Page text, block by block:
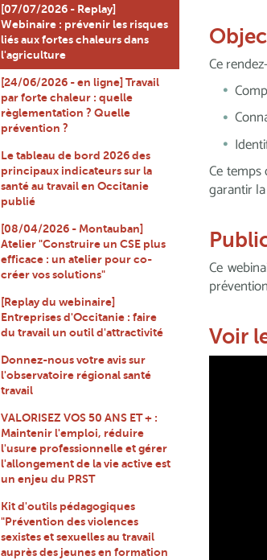
[07/07/2026 - Replay]
Webinaire : prévenir les risques
liés aux fortes chaleurs dans
l'agriculture
[24/06/2026 - en ligne] Travail
par forte chaleur : quelle
règlementation ? Quelle
prévention ?
Le tableau de bord 2026 des
principaux indicateurs sur la
santé au travail en Occitanie
publié
[08/04/2026 - Montauban]
Atelier "Construire un CSE plus
efficace : un atelier pour co-
créer vos solutions"
[Replay du webinaire]
Entreprises d'Occitanie : faire
du travail un outil d'attractivité
Donnez-nous votre avis sur
l'observatoire régional santé
travail
VALORISEZ VOS 50 ANS ET + :
Maintenir l'emploi, réduire
l'usure professionnelle et gérer
l'allongement de la vie active est
un enjeu du PRST
Kit d'outils pédagogiques
"Prévention des violences
sexistes et sexuelles au travail
auprès des jeunes en formation
Ce
Ce
garantir
Ce
Voir